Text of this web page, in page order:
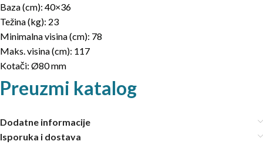
Baza (cm): 40×36
Težina (kg): 23
Minimalna visina (cm): 78
Maks. visina (cm): 117
Kotači: Ø80 mm
Preuzmi katalog
Dodatne informacije
Isporuka i dostava